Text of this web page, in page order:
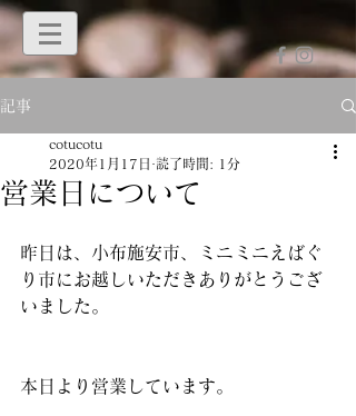
記事
営業日について
cotucotu
2020年1月17日 読了時間: 1分
昨日は、小布施安市、ミニミニえばぐ
り市にお越しいただきありがとうござ
いました。
本日より営業しています。